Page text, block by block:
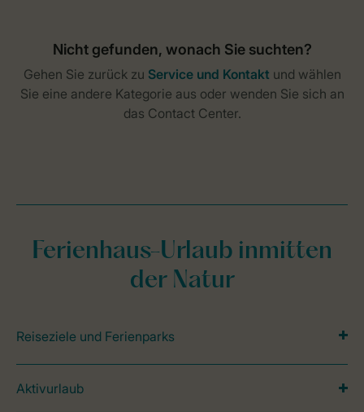
Ferienhaus-Urlaub inmitten
der Natur
Reiseziele und Ferienparks
Aktivurlaub